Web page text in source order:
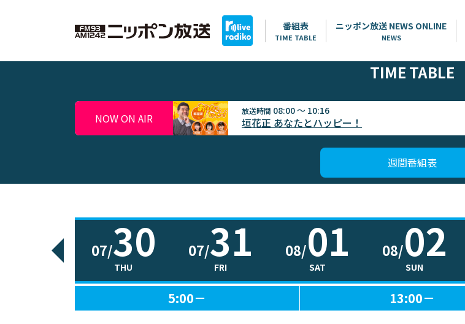
番組表
TIME TABLE
ニッポン放送 NEWS ONLINE
NEWS
TIME TABLE
NOW ON AIR 放送時間 08:00 ～ 10:16
垣花正 あなたとハッピー！
週間番組表
07/30
THU
07/31
FRI
08/01
SAT
08/02
SUN
5:00－ 13:00－